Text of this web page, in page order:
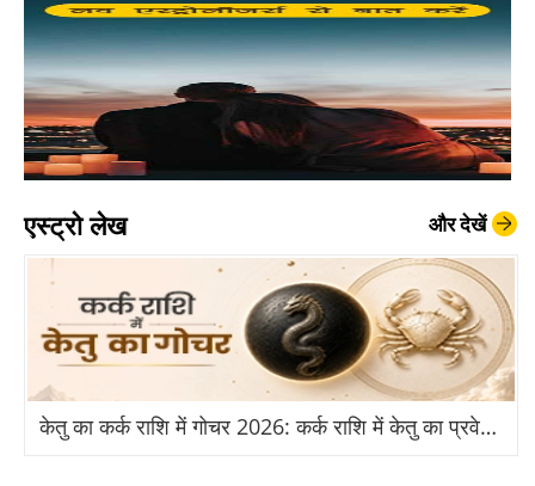
एस्ट्रो लेख और देखें
केतु का कर्क राशि में गोचर 2026: कर्क राशि में केतु का प्रवेश से किन राशियों को होगा बड़ा लाभ?